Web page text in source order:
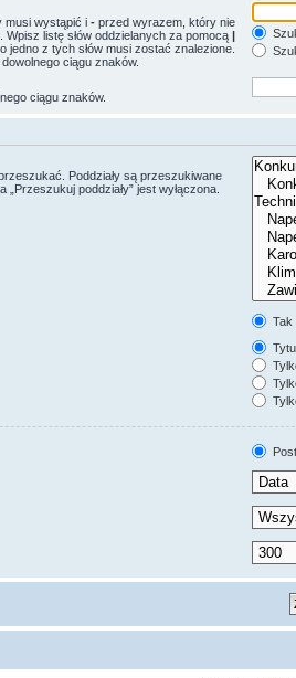
wystąpić i -przed wyrazem, który nie
listę słów oddzielanych za pomocą |
jedno z tych słów musi zostać znalezione.
ciągu znaków.
ciągu znaków.
Poddziały są przeszukiwane
poddziały” jest wyłączona.
Tak